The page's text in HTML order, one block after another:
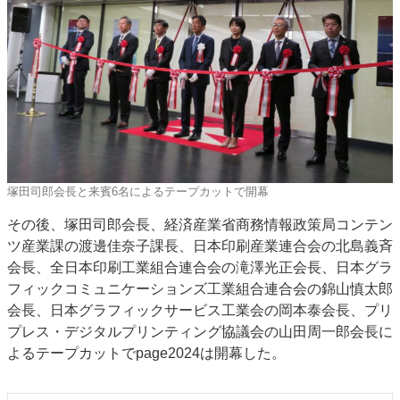
塚田司郎会長と来賓6名によるテープカットで開幕
その後、塚田司郎会長、経済産業省商務情報政策局コンテン
ツ産業課の渡邊佳奈子課長、日本印刷産業連合会の北島義斉
会長、全日本印刷工業組合連合会の滝澤光正会長、日本グラ
フィックコミュニケーションズ工業組合連合会の錦山慎太郎
会長、日本グラフィックサービス工業会の岡本泰会長、プリ
プレス・デジタルプリンティング協議会の山田周一郎会長に
よるテープカットでpage2024は開幕した。